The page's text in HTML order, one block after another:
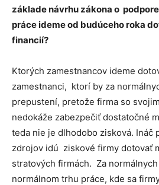
základe návrhu zákona o
práce ideme od budúceho roka
financií?
Ktorých zamestnancov ideme
zamestnanci, ktorí by za
prepustení, pretože firma so
nedokáže zabezpečiť dostatočné
teda nie je dlhodobo zisková. Ináč
zdrojov idú ziskové firmy dotovať
stratových firmách. Za
normálnom trhu práce, kde sa